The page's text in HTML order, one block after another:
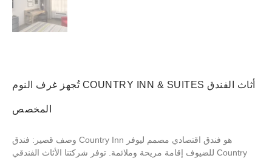
تُجهز غرف النوم COUNTRY INN & SUITES أثاث الفندق
وصف قصير: فندق Country Inn هو فندق اقتصادي مصمم ليوفر
للضيوف إقامة مريحة وملائمة. توفر شركتنا الأثاث الفندقي Country